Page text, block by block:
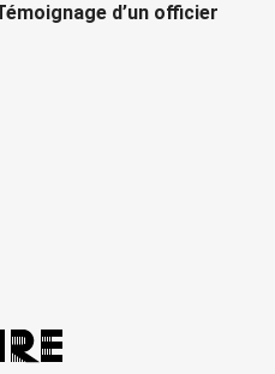
d’un officier